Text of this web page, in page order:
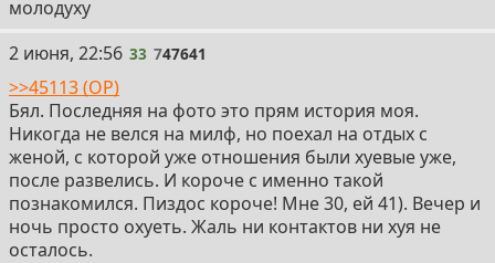
молодуху
33
2 июня, 22:56 33 747641
>>45113 (OP)
Бял. Последняя на фото это прям история моя.
Никогда не велся на милф, но поехал на отдых с
женой, с которой уже отношения были хуевые уже,
после развелись. И короче с именно такой
познакомился. Пиздос короче! Мне 30, ей 41). Вечер и
ночь просто охуеть. Жаль ни контактов ни хуя не
осталось.